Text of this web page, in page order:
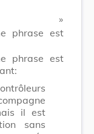
​ »
phrase est
phrase est
il est
sans